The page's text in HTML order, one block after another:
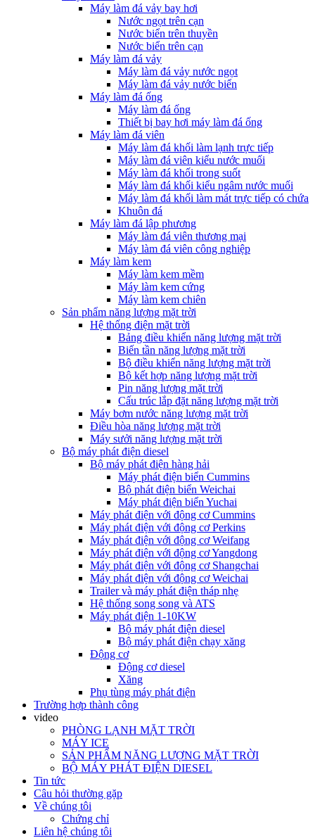
Máy làm đá vảy bay hơi
Nước ngọt trên cạn
Nước biển trên thuyền
Nước biển trên cạn
Máy làm đá vảy
Máy làm đá vảy nước ngọt
Máy làm đá vảy nước biển
Máy làm đá ống
Máy làm đá ống
Thiết bị bay hơi máy làm đá ống
Máy làm đá viên
Máy làm đá khối làm lạnh trực tiếp
Máy làm đá viên kiểu nước muối
Máy làm đá khối trong suốt
Máy làm đá khối kiểu ngâm nước muối
Máy làm đá khối làm mát trực tiếp có chứa
Khuôn đá
Máy làm đá lập phương
Máy làm đá viên thương mại
Máy làm đá viên công nghiệp
Máy làm kem
Máy làm kem mềm
Máy làm kem cứng
Máy làm kem chiên
Sản phẩm năng lượng mặt trời
Hệ thống điện mặt trời
Bảng điều khiển năng lượng mặt trời
Biến tần năng lượng mặt trời
Bộ điều khiển năng lượng mặt trời
Bộ kết hợp năng lượng mặt trời
Pin năng lượng mặt trời
Cấu trúc lắp đặt năng lượng mặt trời
Máy bơm nước năng lượng mặt trời
Điều hòa năng lượng mặt trời
Máy sưởi năng lượng mặt trời
Bộ máy phát điện diesel
Bộ máy phát điện hàng hải
Máy phát điện biển Cummins
Bộ phát điện biển Weichai
Máy phát điện biển Yuchai
Máy phát điện với động cơ Cummins
Máy phát điện với động cơ Perkins
Máy phát điện với động cơ Weifang
Máy phát điện với động cơ Yangdong
Máy phát điện với động cơ Shangchai
Máy phát điện với động cơ Weichai
Trailer và máy phát điện tháp nhẹ
Hệ thống song song và ATS
Máy phát điện 1-10KW
Bộ máy phát điện diesel
Bộ máy phát điện chạy xăng
Động cơ
Động cơ diesel
Xăng
Phụ tùng máy phát điện
Trường hợp thành công
video
PHÒNG LẠNH MẶT TRỜI
MÁY ICE
SẢN PHẨM NĂNG LƯỢNG MẶT TRỜI
BỘ MÁY PHÁT ĐIỆN DIESEL
Tin tức
Câu hỏi thường gặp
Về chúng tôi
Chứng chỉ
Liên hệ chúng tôi